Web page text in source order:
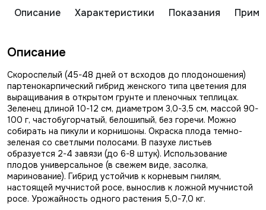
Описание Характеристики Показания
Описание
Скороспелый (45-48 дней от всходов до плодоношения)
партенокарпический гибрид женского типа цветения для
выращивания в открытом грунте и пленочных теплицах.
Зеленец длиной 10-12 см, диаметром 3,0-3,5 см, массой 90-
100 г, частобугорчатый, белошипый, без горечи. Можно
собирать на пикули и корнишоны. Окраска плода темно-
зеленая со светлыми полосами. В пазухе листьев
образуется 2-4 завязи (до 6-8 штук). Использование
плодов универсальное (в свежем виде, засолка,
маринование). Гибрид устойчив к корневым гнилям,
настоящей мучнистой росе, вынослив к ложной мучнистой
росе. Урожайность одного растения 5,0-7,0 кг.